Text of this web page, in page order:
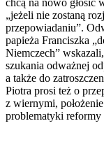
„jeżeli nie zostaną
przepowiadaniu”.
papieża Franciszka
Niemczech”
szukania odważnej
a także do
Piotra prosi też o
z wiernymi,
problematyki